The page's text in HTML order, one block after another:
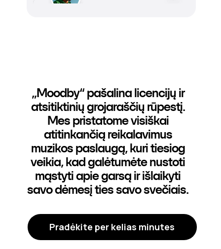
„Moodby“ pašalina licencijų ir
atsitiktinių grojaraščių rūpestį.
Mes pristatome visiškai
atitinkančią reikalavimus
muzikos paslaugą, kuri tiesiog
veikia, kad galėtumėte nustoti
mąstyti apie garsą ir išlaikyti
savo dėmesį ties savo svečiais.
Pradėkite per kelias minutes